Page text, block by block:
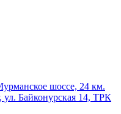
шоссе, 24 км.
ул. Байконурская 14, ТРК